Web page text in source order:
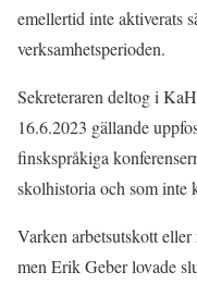
emellertid inte aktiverats
verksamhetsperioden.
Sekreteraren deltog i
16.6.2023 gällande
finskspråkiga
skolhistoria och som inte
Varken arbetsutskott
men Erik Geber lovade